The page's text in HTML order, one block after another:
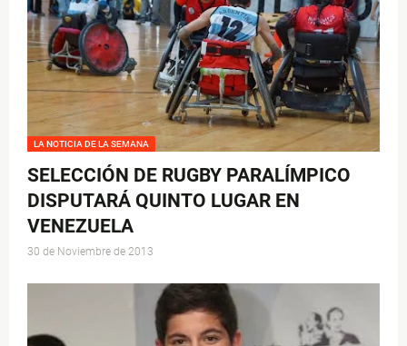
LA NOTICIA DE LA SEMANA
SELECCIÓN DE RUGBY PARALÍMPICO
DISPUTARÁ QUINTO LUGAR EN
VENEZUELA
30 de Noviembre de 2013